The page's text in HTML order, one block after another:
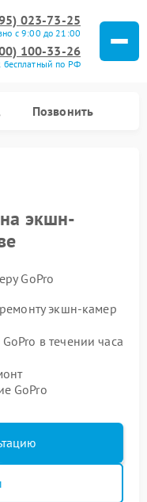
023-73-25
с 9:00 до 21:00
100-33-26
бесплатный по РФ
Позвонить
экшн-
GoPro
экшн-камер
в течении часа
GoPro